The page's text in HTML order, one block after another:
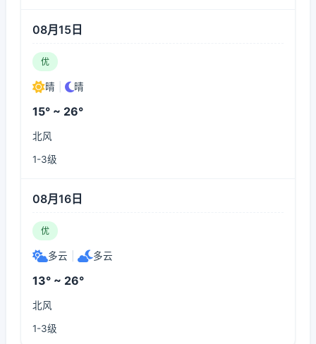
08月15日
优
晴 晴
15° ~ 26°
北风
1-3级
08月16日
优
多云 多云
13° ~ 26°
北风
1-3级